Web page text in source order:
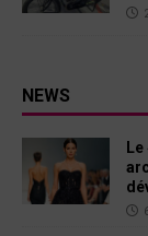
NEWS